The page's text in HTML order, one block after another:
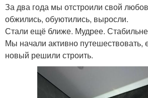
За два года мы отстроили свой
обжились, обуютились, выросли.
Стали ещё ближе. Мудрее.
Мы начали активно путешествовать,
новый решили строить.